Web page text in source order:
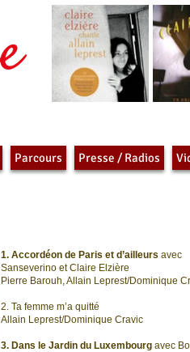
Parcours Presse / Radios
1. Accordéon de Paris et d’ailleurs avec
Sanseverino et Claire Elzière
Pierre Barouh, Allain Leprest/Dominique
2. Ta femme m’a quitté
Allain Leprest/Dominique Cravic
3. Dans le Jardin du Luxembourg avec